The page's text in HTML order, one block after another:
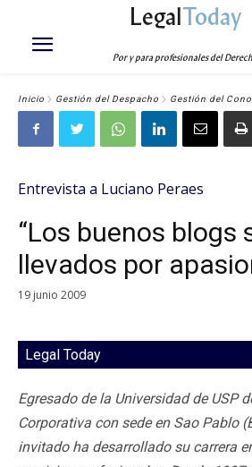
LegalToday
Por y para profesionales del
Inicio Gestión del Despacho Gestión del
Entrevista a Luciano Peraes
“Los buenos blogs
llevados por
19 junio 2009
Legal Today
Egresado de la Universidad de USP
Corporativa con sede en Sao Pablo
invitado ha desarrollado su carrera